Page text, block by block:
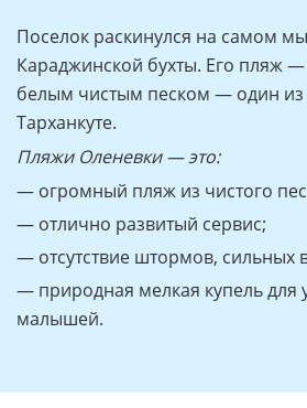
Поселок раскинулся на самом
Караджинской бухты. Его пляж
белым чистым песком — один
Тарханкуте.
Пляжи Оленевки — это:
— огромный пляж из чистого
— отлично развитый сервис;
— отсутствие штормов, сильных
— природная мелкая купель для
малышей.